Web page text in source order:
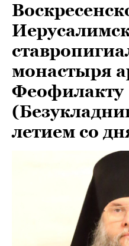
монастыря
Феофилакту
летием со